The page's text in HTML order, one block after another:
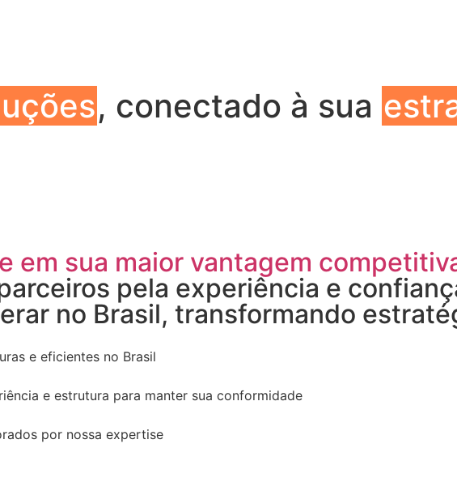
, conectado à sua
em sua maior vantagem
pela experiência e
no Brasil, transformando
e eficientes no Brasil
e estrutura para manter sua conformidade
por nossa expertise